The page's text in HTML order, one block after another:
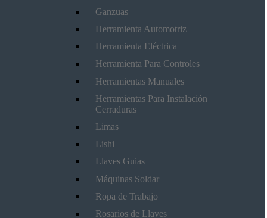
Ganzuas
Herramienta Automotriz
Herramienta Eléctrica
Herramienta Para Controles
Herramientas Manuales
Herramientas Para Instalación
Cerraduras
Limas
Lishi
Llaves Guias
Máquinas Soldar
Ropa de Trabajo
Rosarios de Llaves